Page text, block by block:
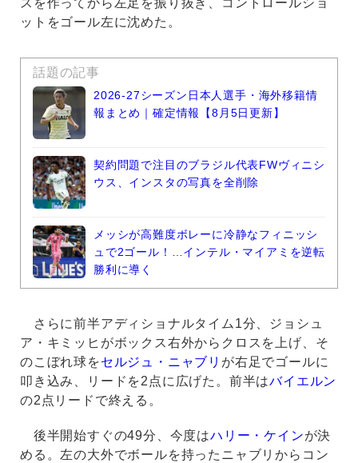
スを作ってから左足を振り抜き、コントロールショ
ットをゴール左に沈めた。
話題の記事
2026-27シーズン日本人選手・海外移籍情
報まとめ｜確定情報【8月5日更新】
契約問題で注目のブラジル代表FWヴィニシ
ウス、インスタの写真を全削除
メッシが高難度ボレーに冷静なフィニッシ
ュで2ゴール！…インテル・マイアミを逆転
勝利に導く
さらに前半アディショナルタイム1分、ジョシュ
ア・キミッヒがボックス右外からクロスを上げ、そ
のこぼれ球をセルジュ・ニャブリ が右足でゴールに
叩き込み、リードを2点に広げた。前半はバイエルン
の2点リードで終える。
後半開始すぐの49分、今度はハリー・ケインが決
める。左の大外でボールを持ったニャブリからコン